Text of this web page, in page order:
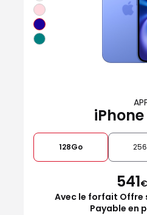
iPhone
128Go
541€
Avec le forfait Offre
Payable en